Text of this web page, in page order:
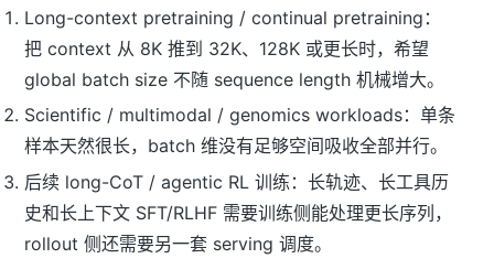
Long-context pretraining / continual pretraining：
把 context 从 8K 推到 32K、128K 或更长时，希望
global batch size 不随 sequence length 机械增大。
Scientific / multimodal / genomics workloads：单条
样本天然很长，batch 维没有足够空间吸收全部并行。
后续 long-CoT / agentic RL 训练：长轨迹、长工具历
史和长上下文 SFT/RLHF 需要训练侧能处理更长序列，
rollout 侧还需要另一套 serving 调度。